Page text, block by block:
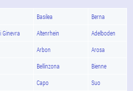
Basilea Berna
Ginevra Altenrhein Adelboden
Arbon Arosa
Bellinzona Bienne
Capo Suo